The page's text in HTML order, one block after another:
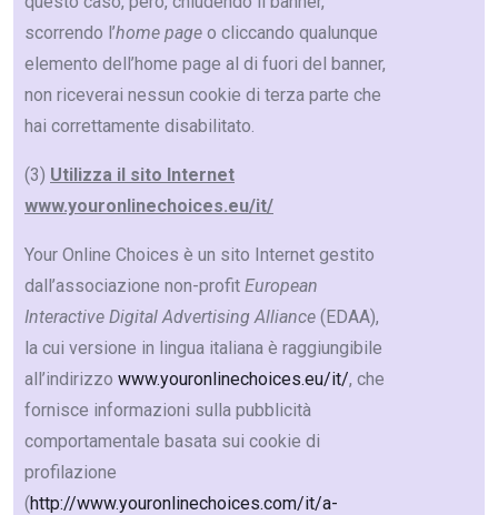
scorrendo l’home page o cliccando qualunque
elemento dell’home page al di fuori del banner,
non riceverai nessun cookie di terza parte che
hai correttamente disabilitato.
(3) Utilizza il sito Internet
www.youronlinechoices.eu/it/
Your Online Choices è un sito Internet gestito
dall’associazione non-profit European
Interactive Digital Advertising Alliance (EDAA),
la cui versione in lingua italiana è raggiungibile
all’indirizzo www.youronlinechoices.eu/it/, che
fornisce informazioni sulla pubblicità
comportamentale basata sui cookie di
profilazione
(http://www.youronlinechoices.com/it/a-